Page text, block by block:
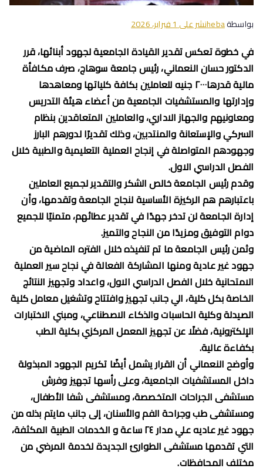
بواسطةhebaنشر على1 فبراير، 2026
في خطوة تعكس تقدير القيادة الجامعية لجهود أبنائها، قرر
الدكتور حسان النعماني، رئيس جامعة سوهاج، صرف مكافأة
مالية قدرها٢٠٠٠ جنيه للعاملين بكافة كلياتها ومعاهدها
وإدارتها والمستشفيات الجامعية من أعضاء هيئة التدريس
ومعاونيهم والجهاز الاداري، والعاملين المتعاقدين بنظام
السركي والإستعانة والمنتدبين، وذلك تقديرًا لدورهم البارز
وجهودهم المتواصلة في إنجاح العملية التعليمية والطبية خلال
الفصل الدراسي الاول.
وقدم رئيس الجامعة خالص الشكر والتقدير لجميع العاملين
باعتبارهم هم الركيزة الأساسية لنجاح الجامعة وتقدمها، وأن
إدارة الجامعة لن تدخر جهدًا في تقدير عطائهم، متمنيًا للجميع
دوام التوفيق ومزيدًا من النجاح والتميز.
وثمن رئيس الجامعة ما تم تنفيذه خلال الفتره الماضية من
جهود غير عادية ومنها المشاركة الفعالة في نجاح سير العملية
الامتحانية خلال الفصل الدراسي الاول، واعداد وتجهيز النتائج
الخاصة بكل كلية، الي جانب تجهيز وافتتاح وتشغيل معامل كلية
الصيدلة وكلية الحاسبات والذكاء الاصطناعي، ومبني الاختبارات
الإلكترونية، فضلًا عن تجهيز المعمل المركزي بكلية الطب
بكفاءة عالية.
وأوضح النعماني أن القرار يشمل أيضًا تكريم الجهود المبذولة
داخل المستشفيات الجامعية، وعلى رأسها تجهيز وفرش
مستشفى الجراحات المتخصصة، ومستشفى شفا الأطفال،
ومستشفى طب وجراحة الفم والأسنان، إلى جانب مايتم بذله من
جهود غير عاديه علي مدار ٢٤ ساعة و الخدمات الطبية المكثفة،
التي تقدمها مستشفى الطوارئ الجديدة لخدمة المرضي من
مختلف المحافظات.